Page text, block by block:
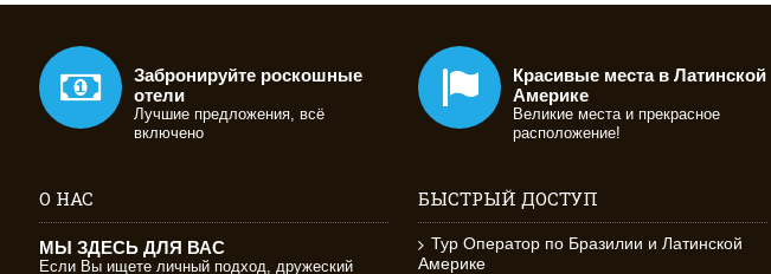
Забронируйте роскошные
отели
Лучшие предложения, всё
включено
Красивые места в Латинской
Америке
Великие места и прекрасное
расположение!
О НАС
МЫ ЗДЕСЬ ДЛЯ ВАС
Если Вы ищете личный подход, дружеский
БЫСТРЫЙ ДОСТУП
Тур Оператор по Бразилии и Латинской
Америке